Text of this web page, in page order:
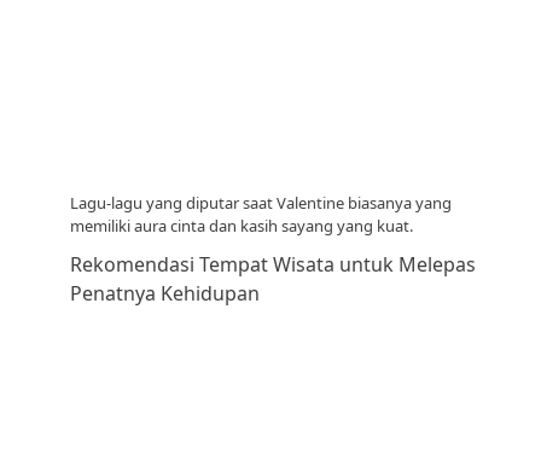
Lagu-lagu yang diputar saat Valentine biasanya yang
memiliki aura cinta dan kasih sayang yang kuat.
Rekomendasi Tempat Wisata untuk Melepas
Penatnya Kehidupan